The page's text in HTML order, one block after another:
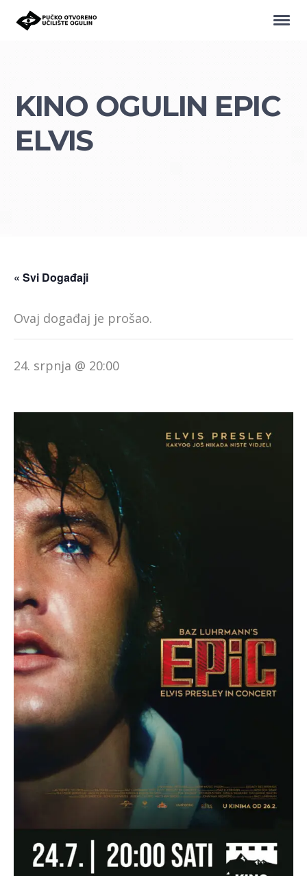
KINO OGULIN EPIC
ELVIS
« Svi Događaji
Ovaj događaj je prošao.
24. srpnja @ 20:00